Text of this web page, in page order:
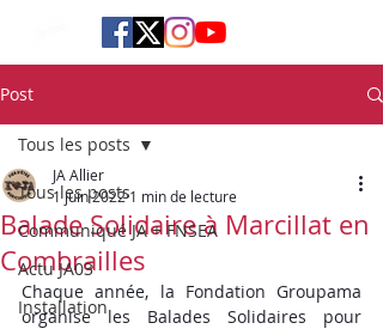
Post
Tous les posts
Communiqué JA + FNSEA
Actu JA03
Installation
Tous les posts
Balade Solidaire à Marcillat en
Combrailles
JA Allier
1 juin 2022 1 min de lecture
Chaque année, la Fondation Groupama
organise les Balades Solidaires pour